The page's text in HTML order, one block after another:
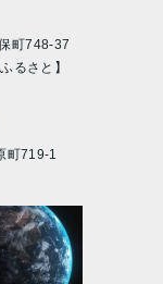
町748-37
るさと】
町719-1